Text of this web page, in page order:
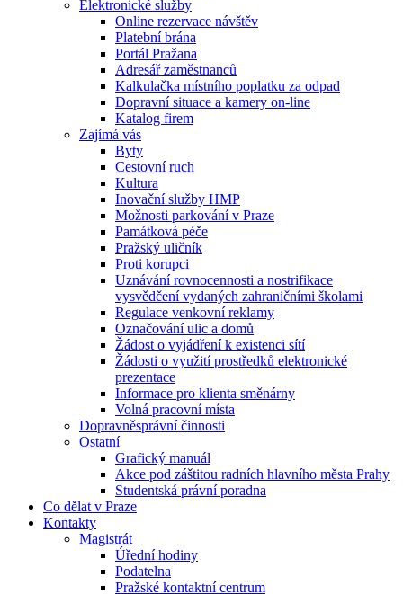
Elektronické služby
Online rezervace návštěv
Platební brána
Portál Pražana
Adresář zaměstnanců
Kalkulačka místního poplatku za odpad
Dopravní situace a kamery on-line
Katalog firem
Zajímá vás
Byty
Cestovní ruch
Kultura
Inovační služby HMP
Možnosti parkování v Praze
Památková péče
Pražský uličník
Proti korupci
Uznávání rovnocennosti a nostrifikace
vysvědčení vydaných zahraničními školami
Regulace venkovní reklamy
Označování ulic a domů
Žádost o vyjádření k existenci sítí
Žádosti o využití prostředků elektronické
prezentace
Informace pro klienta směnárny
Volná pracovní místa
Dopravněsprávní činnosti
Ostatní
Grafický manuál
Akce pod záštitou radních hlavního města Prahy
Studentská právní poradna
Co dělat v Praze
Kontakty
Magistrát
Úřední hodiny
Podatelna
Pražské kontaktní centrum